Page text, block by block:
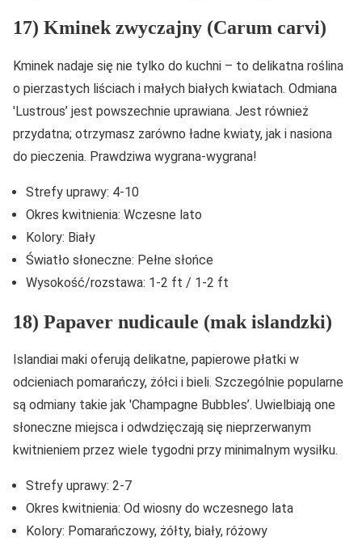
17) Kminek zwyczajny (Carum carvi)
Kminek nadaje się nie tylko do kuchni – to delikatna roślina
o pierzastych liściach i małych białych kwiatach. Odmiana
'Lustrous’ jest powszechnie uprawiana. Jest również
przydatna; otrzymasz zarówno ładne kwiaty, jak i nasiona
do pieczenia. Prawdziwa wygrana-wygrana!
Strefy uprawy: 4-10
Okres kwitnienia: Wczesne lato
Kolory: Biały
Światło słoneczne: Pełne słońce
Wysokość/rozstawa: 1-2 ft / 1-2 ft
18) Papaver nudicaule (mak islandzki)
Islandiai maki oferują delikatne, papierowe płatki w
odcieniach pomarańczy, żółci i bieli. Szczególnie popularne
są odmiany takie jak 'Champagne Bubbles’. Uwielbiają one
słoneczne miejsca i odwdzięczają się nieprzerwanym
kwitnieniem przez wiele tygodni przy minimalnym wysiłku.
Strefy uprawy: 2-7
Okres kwitnienia: Od wiosny do wczesnego lata
Kolory: Pomarańczowy, żółty, biały, różowy